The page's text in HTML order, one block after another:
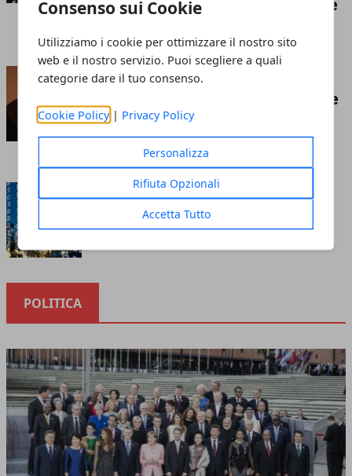
Consenso sui Cookie
Utilizziamo i cookie per ottimizzare il nostro sito
web e il nostro servizio. Puoi scegliere a quali
categorie dare il tuo consenso.
Cookie Policy | Privacy Policy
Personalizza
Rifiuta Opzionali
Accetta Tutto
competizione economica globale
Insufflaggio nell’edilizia: ecco
cos’è e tutto ciò che c’è da sapere
riguardo questa tecnica
Cosa sapere prima di investire
nella borsa online
POLITICA